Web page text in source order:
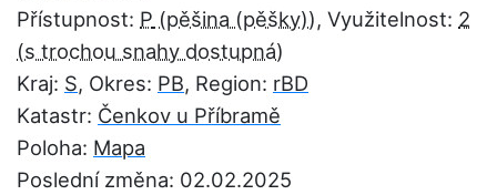
Přístupnost: P , Využitelnost: 2
Kraj: S, Okres: PB, Region: rBD
Katastr: Čenkov u Příbramě
Poloha: Mapa
Poslední změna: 02.02.2025